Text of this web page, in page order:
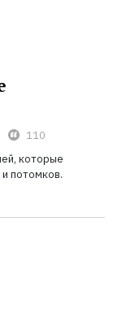
110
которые
потомков.